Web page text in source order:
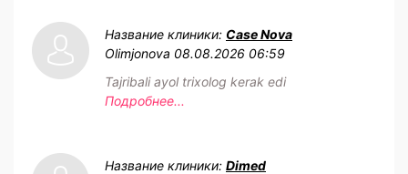
Название клиники: Case Nova
Olimjonova 08.08.2026 06:59
Tajribali ayol trixolog kerak edi
Подробнее...
Название клиники: Dimed